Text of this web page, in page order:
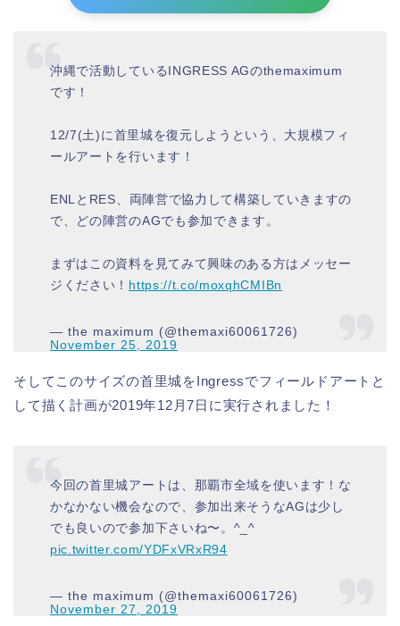
沖縄で活動しているINGRESS AGのthemaximum
です！
12/7(土)に首里城を復元しようという、大規模フィ
ールアートを行います！
ENLとRES、両陣営で協力して構築していきますの
で、どの陣営のAGでも参加できます。
まずはこの資料を見てみて興味のある方はメッセー
ジください！ https://t.co/moxqhCMIBn
— the maximum (@themaxi60061726)
November 25, 2019
そしてこのサイズの首里城をIngressでフィールドアートと
して描く計画が2019年12月7日に実行されました！
今回の首里城アートは、那覇市全域を使います！な
かなかない機会なので、参加出来そうなAGは少し
でも良いので参加下さいね〜。^_^
pic.twitter.com/YDFxVRxR94
— the maximum (@themaxi60061726)
November 27, 2019